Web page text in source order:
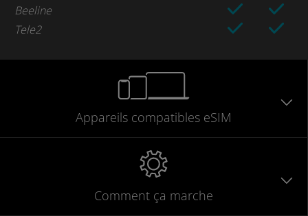
Beeline
Tele2
Appareils compatibles eSIM
Comment ça marche